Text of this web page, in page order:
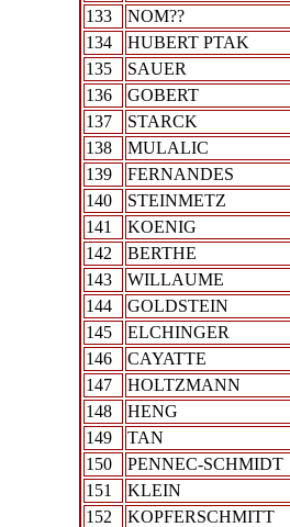
133
NOM??
134
HUBERT PTAK
135
SAUER
136
GOBERT
137
STARCK
138
MULALIC
139
FERNANDES
140
STEINMETZ
141
KOENIG
142
BERTHE
143
WILLAUME
144
GOLDSTEIN
145
ELCHINGER
146
CAYATTE
147
HOLTZMANN
148
HENG
149
TAN
150
PENNEC-SCHMIDT
151
KLEIN
152
KOPFERSCHMITT